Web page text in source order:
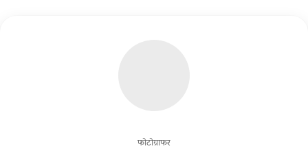
फोटोग्राफर